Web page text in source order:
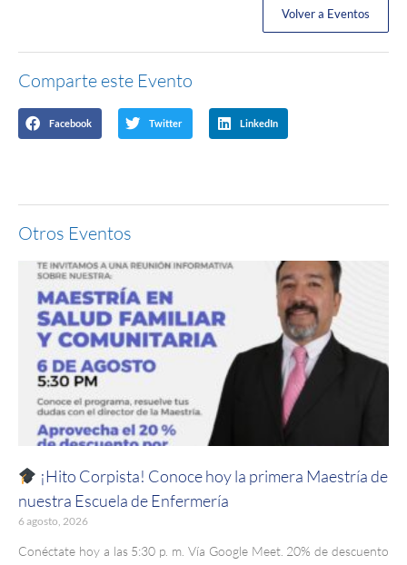
Volver a Eventos
Comparte este Evento
Facebook Twitter LinkedIn
Otros Eventos
¡Hito Corpista! Conoce hoy la primera Maestría de
nuestra Escuela de Enfermería
6 agosto, 2026
Conéctate hoy a las 5:30 p. m. Vía Google Meet. 20% de descuento